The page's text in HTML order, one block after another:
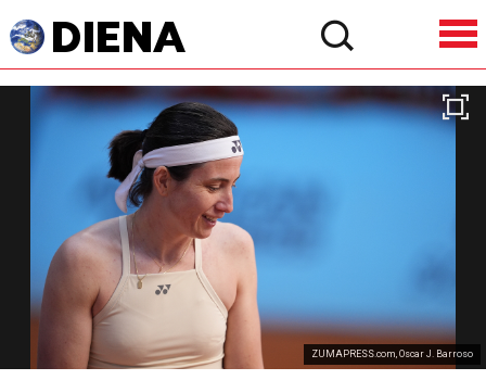
ZUMAPRESS.com, Oscar J. Barroso